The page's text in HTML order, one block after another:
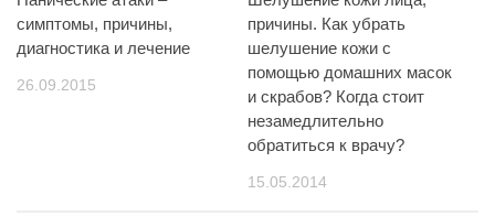
симптомы, причины,
диагностика и лечение
26.09.2015
причины. Как убрать
шелушение кожи с
помощью домашних масок
и скрабов? Когда стоит
незамедлительно
обратиться к врачу?
15.05.2014